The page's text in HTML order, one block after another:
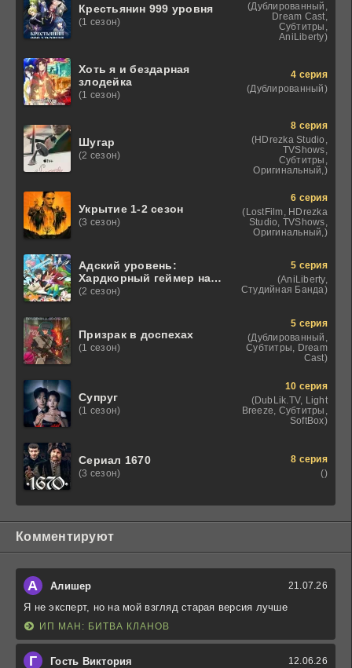
Крестьянин 999 уровня
(1 сезон)
(Дублированный,
Dream Cast,
Субтитры,
AniLiberty)
Хоть я и бездарная
злодейка
(1 сезон)
4 серия
(Дублированный)
Шугар
(2 сезон)
8 серия
(HDrezka Studio,
TVShows,
Субтитры,
Оригинальный,)
Укрытие 1-2 сезон
(3 сезон)
6 серия
(LostFilm, HDrezka
Studio, TVShows,
Оригинальный,)
Адский уровень:
Хардкорный геймер на
самой высокой
(2 сезон)
5 серия
(AniLiberty,
Студийная Банда)
Призрак в доспехах
(1 сезон)
5 серия
(Дублированный,
Субтитры, Dream
Cast)
Супруг
(1 сезон)
10 серия
(DubLik.TV, Light
Breeze, Субтитры,
SoftBox)
Сериал 1670
(3 сезон)
8 серия
()
Комментируют
А Алишер 21.07.26
Я не эксперт, но на мой взгляд старая версия лучше
ИП МАН: БИТВА КЛАНОВ
Г Гость Виктория 12.06.26